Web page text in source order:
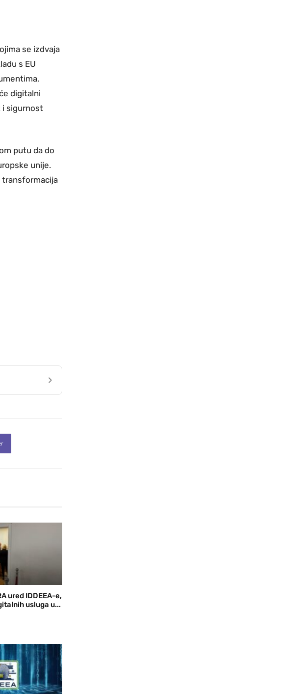
se izdvaja
s EU
digitalni
i sigurnost
putu da do
unije.
transformacija
›
ured IDDEEA-e,
usluga u...